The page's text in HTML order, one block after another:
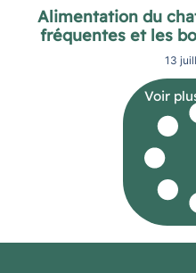
Alimentation du
fréquentes et les
13
Voir